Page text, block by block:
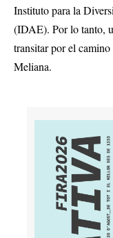
Instituto para la
(IDAE). Por lo tanto,
transitar por el
Meliana.